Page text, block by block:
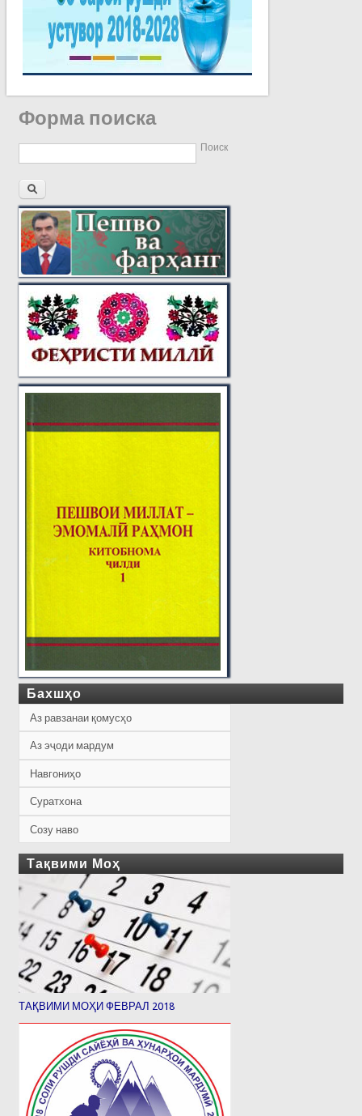
Форма поиска
Поиск
Бахшҳо
Аз равзанаи қомусҳо
Аз эҷоди мардум
Навгониҳо
Суратхона
Созу наво
Тақвими Моҳ
ТАҚВИМИ МОҲИ ФЕВРАЛ 2018